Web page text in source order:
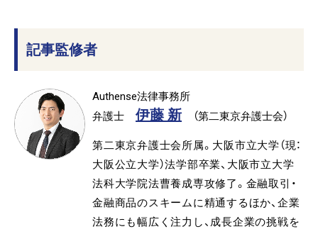
記事監修者
Authense法律事務所
弁護士
伊藤 新 （第二東京弁護士会）
第二東京弁護士会所属。大阪市立大学（現：
大阪公立大学）法学部卒業、大阪市立大学
法科大学院法曹養成専攻修了。金融取引・
金融商品のスキームに精通するほか、企業
法務にも幅広く注力し、成長企業の挑戦を